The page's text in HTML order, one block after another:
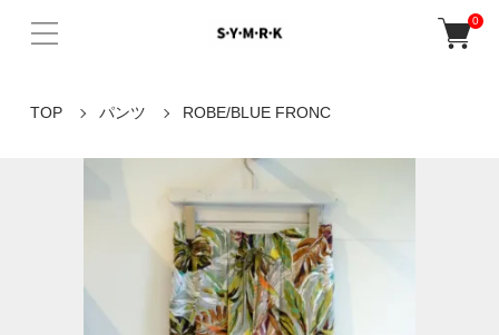
0
TOP パンツ ROBE/BLUE FRONC